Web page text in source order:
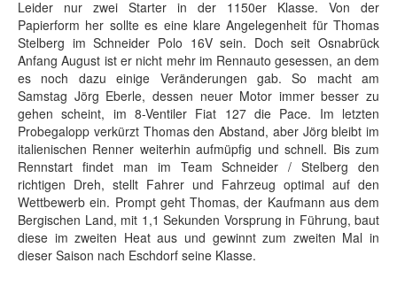
Leider nur zwei Starter in der 1150er Klasse. Von der
Papierform her sollte es eine klare Angelegenheit für Thomas
Stelberg im Schneider Polo 16V sein. Doch seit Osnabrück
Anfang August ist er nicht mehr im Rennauto gesessen, an dem
es noch dazu einige Veränderungen gab. So macht am
Samstag Jörg Eberle, dessen neuer Motor immer besser zu
gehen scheint, im 8-Ventiler Fiat 127 die Pace. Im letzten
Probegalopp verkürzt Thomas den Abstand, aber Jörg bleibt im
italienischen Renner weiterhin aufmüpfig und schnell. Bis zum
Rennstart findet man im Team Schneider / Stelberg den
richtigen Dreh, stellt Fahrer und Fahrzeug optimal auf den
Wettbewerb ein. Prompt geht Thomas, der Kaufmann aus dem
Bergischen Land, mit 1,1 Sekunden Vorsprung in Führung, baut
diese im zweiten Heat aus und gewinnt zum zweiten Mal in
dieser Saison nach Eschdorf seine Klasse.